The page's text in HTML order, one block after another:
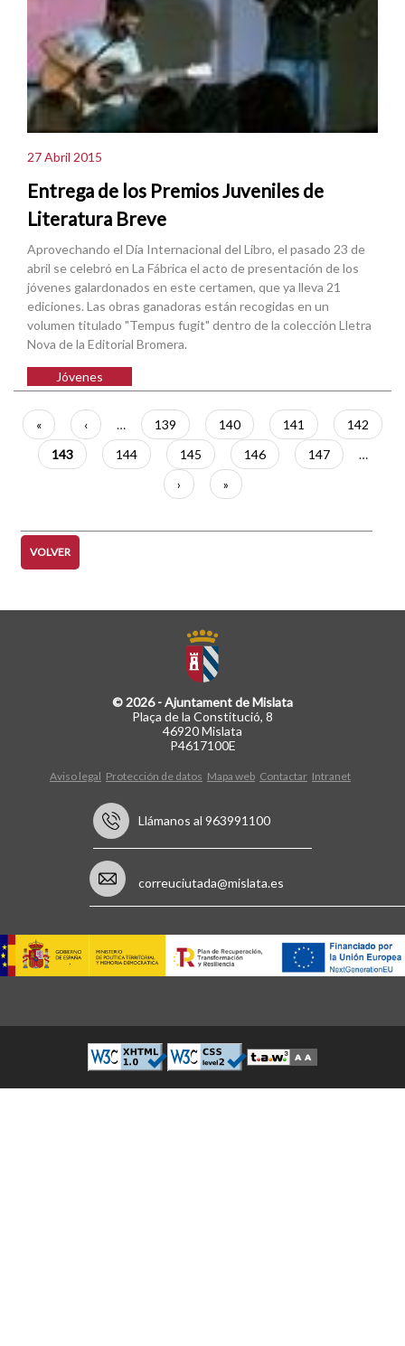
27 Abril 2015
Entrega de los Premios Juveniles de
Literatura Breve
Aprovechando el Día Internacional del Libro, el pasado 23 de
abril se celebró en La Fábrica el acto de presentación de los
jóvenes galardonados en este certamen, que ya lleva 21
ediciones. Las obras ganadoras están recogidas en un
volumen titulado "Tempus fugit" dentro de la colección Lletra
Nova de la Editorial Bromera.
Jóvenes
Paginación
Primera
página
«
Página
anterior
‹ … Página
139 Página
140 Página
141 Página
142
Página
actual
143 Página
144 Página
145 Página
146 Página
147
…
Siguiente
página
›
Última
página
»
VOLVER
© 2026 - Ajuntament de Mislata
Plaça de la Constitució, 8
46920 Mislata
P4617100E
Aviso legal Protección de datos Mapa web Contactar Intranet
Llámanos al 963991100
correuciutada@mislata.es